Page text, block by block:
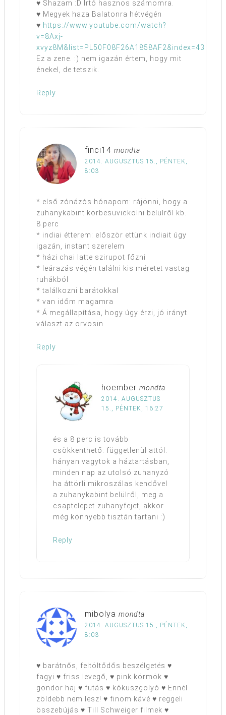
♥ Shazam :D Irtó hasznos számomra.
♥ Megyek haza Balatonra hétvégén
♥ https://www.youtube.com/watch?
v=8Axj-
xvyz8M&list=PL50F08F26A1858AF2&index=43
Ez a zene. :) nem igazán értem, hogy mit
énekel, de tetszik.
Reply
finci14 mondta
2014. AUGUSZTUS 15., PÉNTEK,
8:03
* első zónázós hónapom: rájönni, hogy a
zuhanykabint körbesuvickolni belülről kb.
8 perc
* indiai étterem: először ettünk indiait úgy
igazán, instant szerelem
* házi chai latte szirupot főzni
* leárazás végén találni kis méretet vastag
ruhákból
* találkozni barátokkal
* van időm magamra
* Á megállapítása, hogy úgy érzi, jó irányt
választ az orvosin
Reply
hoember mondta
2014. AUGUSZTUS
15., PÉNTEK, 16:27
és a 8 perc is tovább
csökkenthető: függetlenül attól.
hányan vagytok a háztartásban,
minden nap az utolsó zuhanyzó
ha áttörli mikroszálas kendővel
a zuhanykabint belülről, meg a
csaptelepet-zuhanyfejet, akkor
még könnyebb tisztán tartani :)
Reply
mibolya mondta
2014. AUGUSZTUS 15., PÉNTEK,
8:03
♥ barátnős, feltöltődős beszélgetés ♥
fagyi ♥ friss levegő, ♥ pink körmök ♥
göndör haj ♥ futás ♥ kókuszgolyó ♥ Ennél
zöldebb nem lesz! ♥ finom kávé ♥ reggeli
összebújás ♥ Till Schweiger filmek ♥